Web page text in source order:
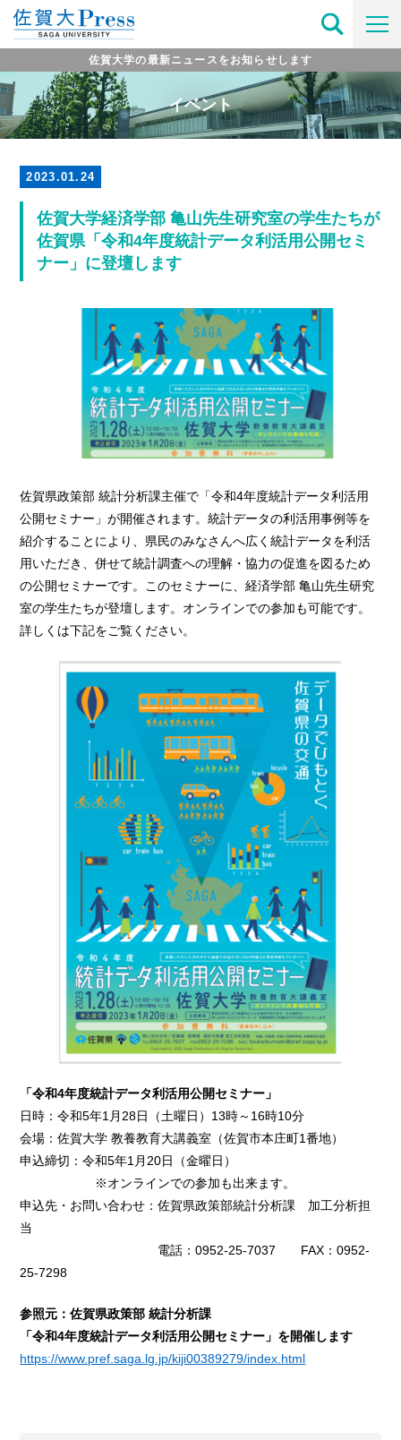
佐賀大学の最新ニュースをお知らせします
イベント
2023.01.24
佐賀大学経済学部 亀山先生研究室の学生たちが
佐賀県「令和4年度統計データ利活用公開セミ
ナー」に登壇します
佐賀県政策部 統計分析課主催で「令和4年度統計データ利活用
公開セミナー」が開催されます。統計データの利活用事例等を
紹介することにより、県民のみなさんへ広く統計データを利活
用いただき、併せて統計調査への理解・協力の促進を図るため
の公開セミナーです。このセミナーに、経済学部 亀山先生研究
室の学生たちが登壇します。オンラインでの参加も可能です。
詳しくは下記をご覧ください。
「令和4年度統計データ利活用公開セミナー」
日時：令和5年1月28日（土曜日）13時～16時10分
会場：佐賀大学 教養教育大講義室（佐賀市本庄町1番地）
申込締切：令和5年1月20日（金曜日）
※オンラインでの参加も出来ます。
申込先・お問い合わせ：佐賀県政策部統計分析課 加工分析担
当
電話：0952-25-7037 FAX：0952-
25-7298
参照元：佐賀県政策部 統計分析課
「令和4年度統計データ利活用公開セミナー」を開催します
https://www.pref.saga.lg.jp/kiji00389279/index.html